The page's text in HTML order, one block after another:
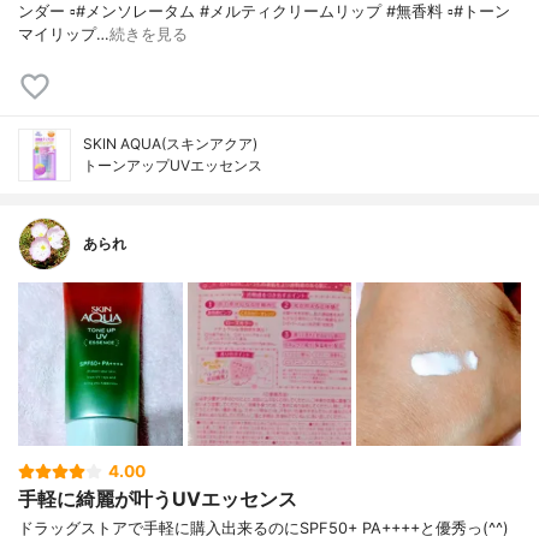
ンダー ▫️#メンソレータム #メルティクリームリップ #無香料 ▫️#トーン
マイリップ…続きを見る
SKIN AQUA(スキンアクア)
トーンアップUVエッセンス
あられ
4.00
手軽に綺麗が叶うUVエッセンス
ドラッグストアで手軽に購入出来るのにSPF50+ PA++++と優秀っ(^^)